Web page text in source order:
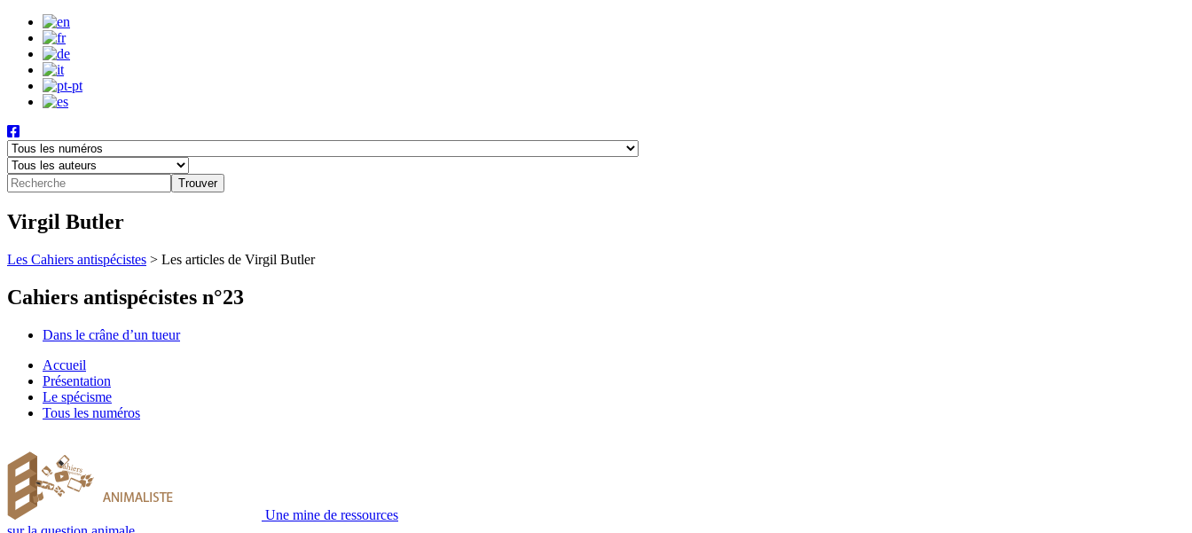
Virgil Butler
Les Cahiers antispécistes > Les articles de Virgil Butler
Cahiers antispécistes n°23
Dans le crâne d’un tueur
Accueil
Présentation
Le spécisme
Tous les numéros
Une mine de ressources